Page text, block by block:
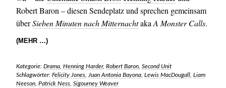
Robert Baron – diesen Sendeplatz und sprechen gemeinsam
überSieben Minuten nach Mitternachtaka A Monster Calls.
(MEHR …)
Kategorie: Drama, Henning Harder, Robert Baron, Second Unit
Schlagwörter: Felicity Jones, Juan Antonia Bayona, Lewis MacDougall, Liam
Neeson, Patrick Ness, Sigourney Weaver